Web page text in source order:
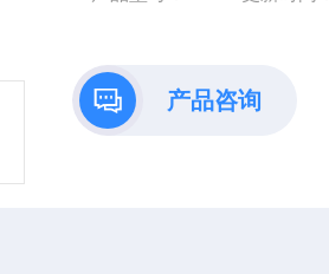
产品咨询